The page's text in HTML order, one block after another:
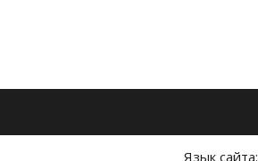
Язык сайта: